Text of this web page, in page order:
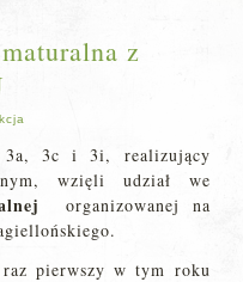
z
3a, 3c i 3i, realizujący
wzięli udział we
organizowanej na
pierwszy w tym roku